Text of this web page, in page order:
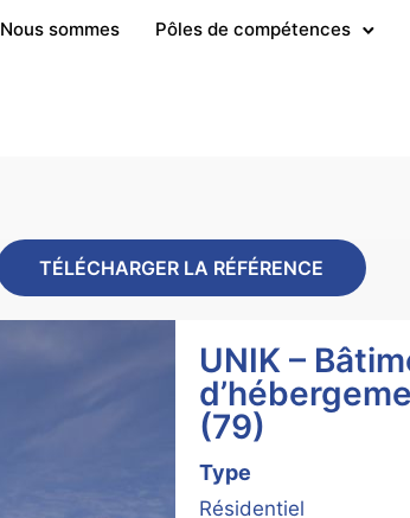
Nous sommes Pôles de compétences
TÉLÉCHARGER LA RÉFÉRENCE
UNIK –
(79)
Type
Résidentiel